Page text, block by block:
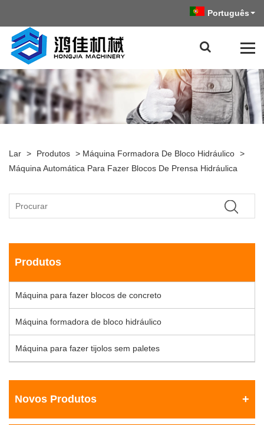
Português
Lar > Produtos > Máquina Formadora De Bloco Hidráulico >
Máquina Automática Para Fazer Blocos De Prensa Hidráulica
Produtos
Máquina para fazer blocos de concreto
Máquina formadora de bloco hidráulico
Máquina para fazer tijolos sem paletes
Novos Produtos